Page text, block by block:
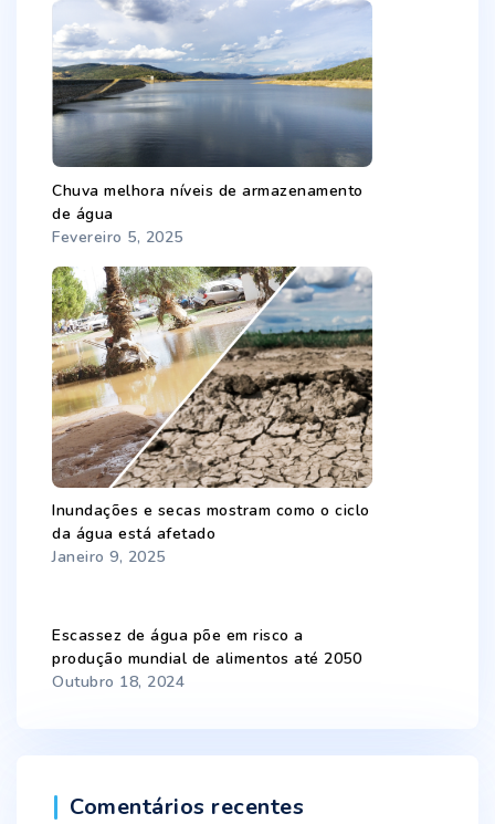
Chuva melhora níveis de armazenamento
de água
Fevereiro 5, 2025
Inundações e secas mostram como o ciclo
da água está afetado
Janeiro 9, 2025
Escassez de água põe em risco a
produção mundial de alimentos até 2050
Outubro 18, 2024
Comentários recentes